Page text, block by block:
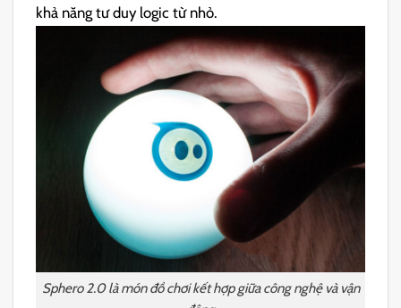
khả năng tư duy logic từ nhỏ.
Sphero 2.0 là món đồ chơi kết hợp giữa công nghệ và vận